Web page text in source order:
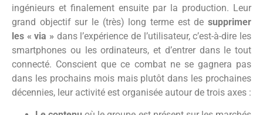
ingénieurs et finalement ensuite par la production. Leur
grand objectif sur le (très) long terme est de supprimer
les « via » dans l’expérience de l’utilisateur, c’est-à-dire les
smartphones ou les ordinateurs, et d’entrer dans le tout
connecté. Conscient que ce combat ne se gagnera pas
dans les prochains mois mais plutôt dans les prochaines
décennies, leur activité est organisée autour de trois axes :